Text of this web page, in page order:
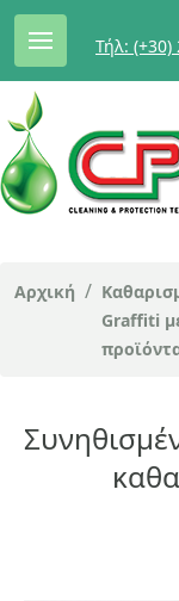
Τήλ: (+30)
Αρχική /
Graffiti